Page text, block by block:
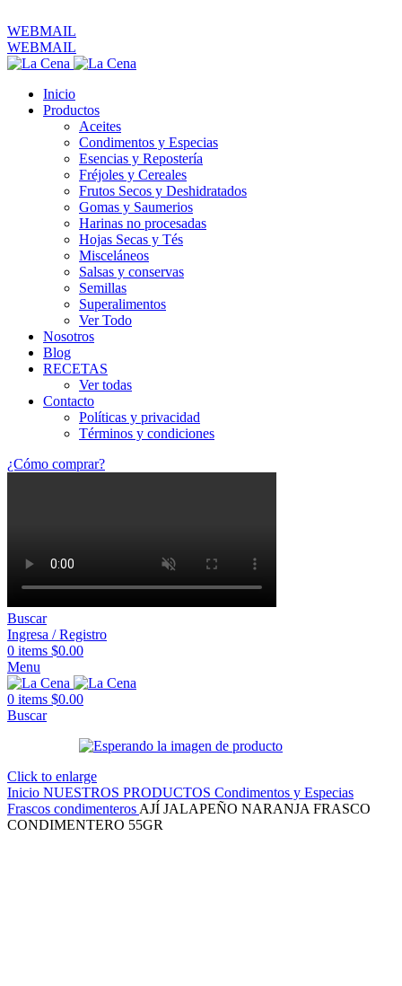
WEBMAIL
WEBMAIL
Inicio
Productos
Aceites
Condimentos y Especias
Esencias y Repostería
Fréjoles y Cereales
Frutos Secos y Deshidratados
Gomas y Saumerios
Harinas no procesadas
Hojas Secas y Tés
Misceláneos
Salsas y conservas
Semillas
Superalimentos
Ver Todo
Nosotros
Blog
RECETAS
Ver todas
Contacto
Políticas y privacidad
Términos y condiciones
¿Cómo comprar?
Buscar
Ingresa / Registro
0 items $0.00
Menu
0 items $0.00
Buscar
Click to enlarge
Inicio NUESTROS PRODUCTOS Condimentos y Especias
Frascos condimenteros AJÍ JALAPEÑO NARANJA FRASCO
CONDIMENTERO 55GR